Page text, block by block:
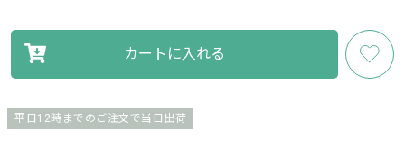
カートに入れる
平日12時までのご注文で当日出荷